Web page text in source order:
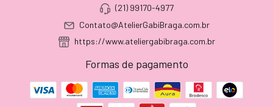
(21) 99170-4977
Contato@AtelierGabiBraga.com.br
https://www.ateliergabibraga.com.br
Formas de pagamento